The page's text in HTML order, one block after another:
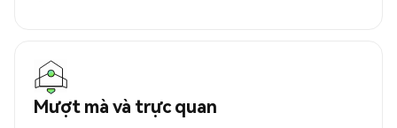
Mượt mà và trực quan